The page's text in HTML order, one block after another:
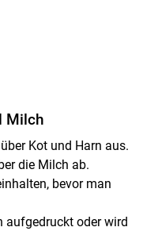
Milch
Kot und Harn aus.
die Milch ab.
bevor man
aufgedruckt oder wird